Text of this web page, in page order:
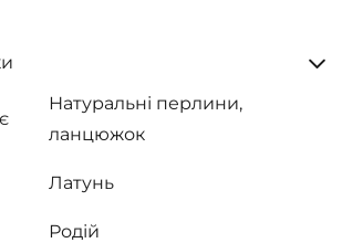
Натуральні перлини,
ланцюжок
Латунь
Родій